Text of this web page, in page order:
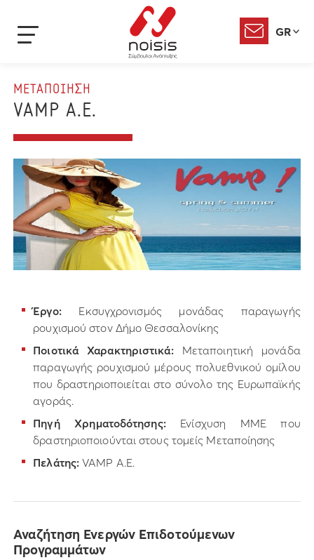
GR
ΜΕΤΑΠΟΙΗΣΗ
VAMP Α.Ε.
Έργο:Εκσυγχρονισμός μονάδας παραγωγής
ρουχισμού στον Δήμο Θεσσαλονίκης
Ποιοτικά Χαρακτηριστικά: Μεταποιητική μονάδα
παραγωγής ρουχισμού μέρους πολυεθνικού ομίλου
που δραστηριοποιείται στο σύνολο της Ευρωπαϊκής
αγοράς.
Πηγή Χρηματοδότησης:Ενίσχυση ΜΜΕ που
δραστηριοποιούνται στους τομείς Μεταποίησης
Πελάτης: VAMP Α.Ε.
Αναζήτηση Ενεργών Επιδοτούμενων
Προγραμμάτων